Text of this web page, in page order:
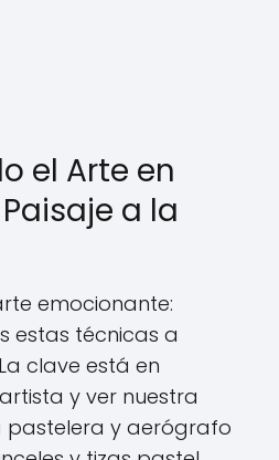
el Arte en
a la
emocionante:
estas técnicas a
clave está en
y ver nuestra
pastelera y aerógrafo